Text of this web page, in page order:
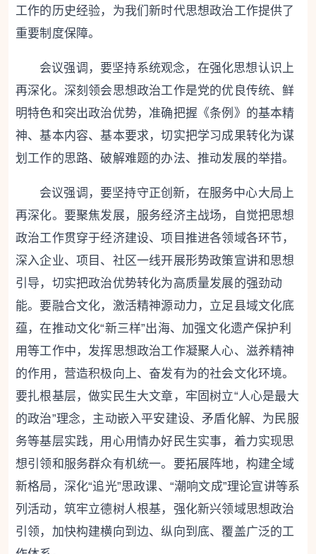
工作的历史经验，为我们新时代思想政治工作提供了
重要制度保障。
会议强调， 要坚持系统观念，在强化思想认识上
再深化。深刻领会思想政治工作是党的优良传统、鲜
明特色和突出政治优势，准确把握《条例》的基本精
神、基本内容、基本要求，切实把学习成果转化为谋
划工作的思路、破解难题的办法、推动发展的举措。
会议强调， 要坚持守正创新，在服务中心大局上
再深化。 要聚焦发展，服务经济主战场 ，自觉把思想
政治工作贯穿于经济建设、项目推进各领域各环节，
深入企业、项目、社区一线开展形势政策宣讲和思想
引导，切实把政治优势转化为高质量发展的强劲动
能。 要融合文化，激活精神源动力 ，立足县域文化底
蕴，在推动文化“新三样”出海、加强文化遗产保护利
用等工作中，发挥思想政治工作凝聚人心、滋养精神
的作用，营造积极向上、奋发有为的社会文化环境。
要扎根基层，做实民生大文章 ，牢固树立“人心是最大
的政治”理念，主动嵌入平安建设、矛盾化解、为民服
务等基层实践，用心用情办好民生实事，着力实现思
想引领和服务群众有机统一。 要拓展阵地，构建全域
新格局 ，深化“追光”思政课、“潮响文成”理论宣讲等系
列活动，筑牢立德树人根基，强化新兴领域思想政治
引领，加快构建横向到边、纵向到底、覆盖广泛的工